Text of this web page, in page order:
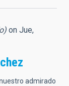
on Jue,
admirado